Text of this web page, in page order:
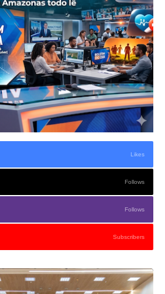
Likes
Follows
Follows
Subscribers